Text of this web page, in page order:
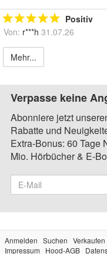
Positiv
Von: r***h 31.07.26
Mehr...
Verpasse keine
Abonniere jetzt
Rabatte und
Extra-Bonus: 60 Tage
Mio. Hörbücher & E-
Anmelden Suchen Verkaufen
Impressum
Hood-AGB